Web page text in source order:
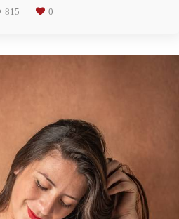
815 0